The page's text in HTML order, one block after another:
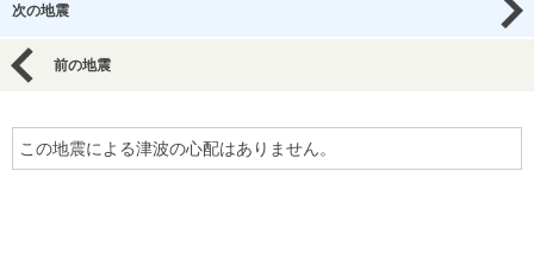
次の地震
前の地震
この地震による津波の心配はありません。